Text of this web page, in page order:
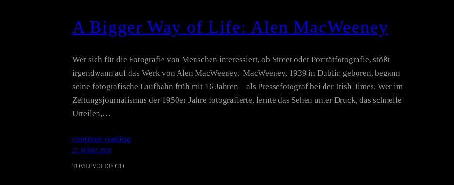
A Bigger Way of Life: Alen MacWeeney
Wer sich für die Fotografie von Menschen interessiert, ob Street oder Porträtfotografie, stößt
irgendwann auf das Werk von Alen MacWeeney. MacWeeney, 1939 in Dublin geboren, begann
seine fotografische Laufbahn früh mit 16 Jahren – als Pressefotograf bei der Irish Times. Wer im
Zeitungsjournalismus der 1950er Jahre fotografierte, lernte das Sehen unter Druck, das schnelle
Urteilen,…
continue reading
21. MÄRZ 2026
TOMLEVOLDFOTO